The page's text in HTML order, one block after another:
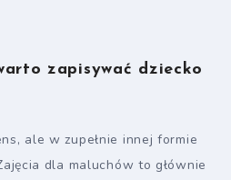
zapisywać dziecko
ale w zupełnie innej formie
dla maluchów to głównie